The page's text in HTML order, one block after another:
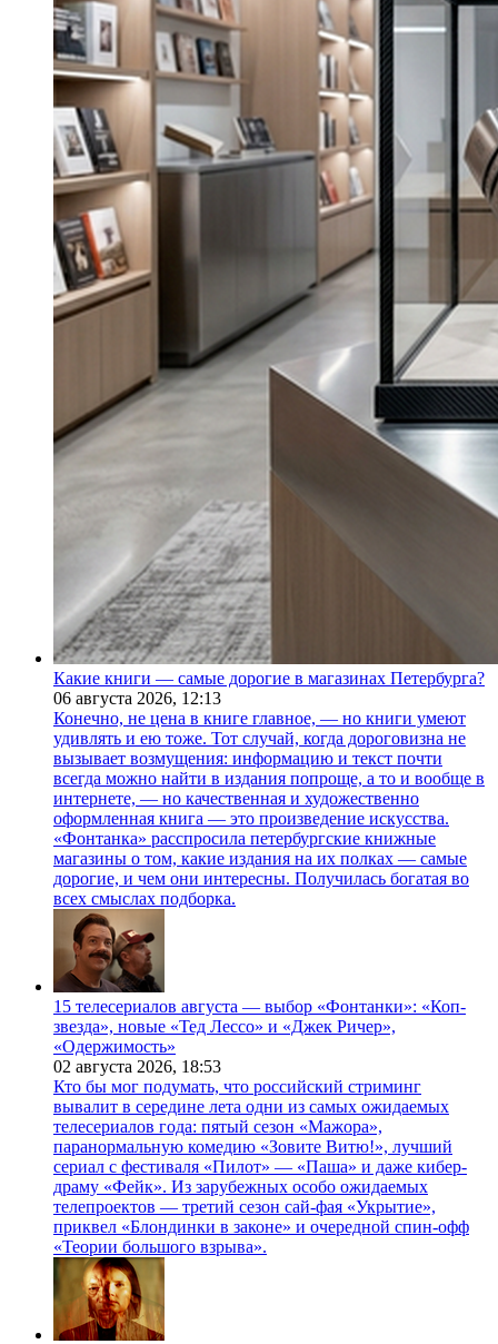
Какие книги — самые дорогие в магазинах Петербурга?
06 августа 2026, 12:13
Конечно, не цена в книге главное, — но книги умеют
удивлять и ею тоже. Тот случай, когда дороговизна не
вызывает возмущения: информацию и текст почти
всегда можно найти в издания попроще, а то и вообще в
интернете, — но качественная и художественно
оформленная книга — это произведение искусства.
«Фонтанка» расспросила петербургские книжные
магазины о том, какие издания на их полках — самые
дорогие, и чем они интересны. Получилась богатая во
всех смыслах подборка.
15 телесериалов августа — выбор «Фонтанки»: «Коп-
звезда», новые «Тед Лессо» и «Джек Ричер»,
«Одержимость»
02 августа 2026, 18:53
Кто бы мог подумать, что российский стриминг
вывалит в середине лета одни из самых ожидаемых
телесериалов года: пятый сезон «Мажора»,
паранормальную комедию «Зовите Витю!», лучший
сериал с фестиваля «Пилот» — «Паша» и даже кибер-
драму «Фейк». Из зарубежных особо ожидаемых
телепроектов — третий сезон сай-фая «Укрытие»,
приквел «Блондинки в законе» и очередной спин-офф
«Теории большого взрыва».